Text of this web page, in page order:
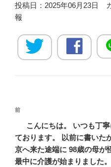
投稿日：2025年06月23日
報
投
ナ
ビ
ゲ
過
の
投
稿
前
こんにちは。 いつも丁
ております。 以前に書いた
京へ来た途端に 98歳の母が
最中に介護が始まりました